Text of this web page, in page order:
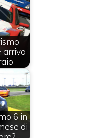
arriva
6 in
di